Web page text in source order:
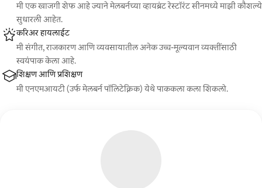
मी एक खाजगी शेफ आहे ज्याने मेलबर्नच्या व्हायब्रंट रेस्टॉरंट सीनमध्ये माझी कौशल्ये
सुधारली आहेत.
करिअर हायलाईट
मी संगीत, राजकारण आणि व्यवसायातील अनेक उच्च-मूल्यवान व्यक्तींसाठी
स्वयंपाक केला आहे.
शिक्षण आणि प्रशिक्षण
मी एनएमआयटी (उर्फ मेलबर्न पॉलिटेक्निक) येथे पाककला कला शिकलो.